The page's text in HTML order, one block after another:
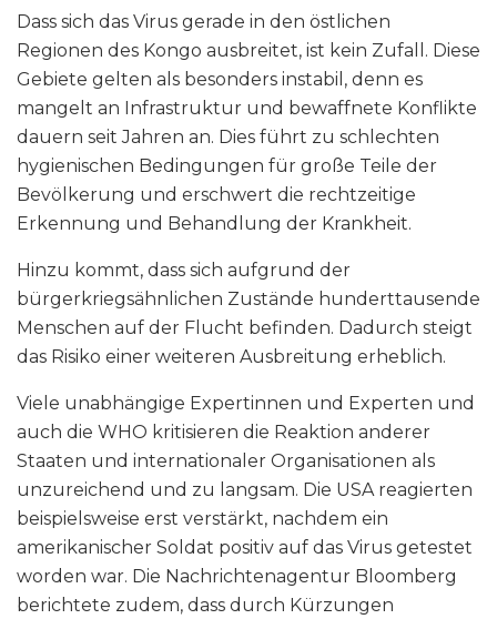
Dass sich das Virus gerade in den östlichen
Regionen des Kongo ausbreitet, ist kein Zufall. Diese
Gebiete gelten als besonders instabil, denn es
mangelt an Infrastruktur und bewaffnete Konflikte
dauern seit Jahren an. Dies führt zu schlechten
hygienischen Bedingungen für große Teile der
Bevölkerung und erschwert die rechtzeitige
Erkennung und Behandlung der Krankheit.
Hinzu kommt, dass sich aufgrund der
bürgerkriegsähnlichen Zustände hunderttausende
Menschen auf der Flucht befinden. Dadurch steigt
das Risiko einer weiteren Ausbreitung erheblich.
Viele unabhängige Expertinnen und Experten und
auch die WHO kritisieren die Reaktion anderer
Staaten und internationaler Organisationen als
unzureichend und zu langsam. Die USA reagierten
beispielsweise erst verstärkt, nachdem ein
amerikanischer Soldat positiv auf das Virus getestet
worden war. Die Nachrichtenagentur Bloomberg
berichtete zudem, dass durch Kürzungen